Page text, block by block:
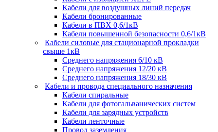
Кабели для воздушных линий передач
Кабели бронированные
Кабели в ПВХ 0,6/1кВ
Кабели повышенной безопасности 0,6/1кВ
Кабели силовые для стационарной прокладки
свыше 1кВ
Среднего напряжения 6/10 кВ
Среднего напряжения 12/20 кВ
Среднего напряжения 18/30 кВ
Кабели и провода специального назначения
Кабели спиральные
Кабели для фотогальванических систем
Кабели для зарядных устройств
Кабели ленточные
Провод заземления